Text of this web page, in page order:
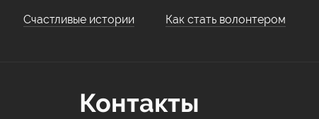
Счастливые истории Как стать волонтером
Контакты